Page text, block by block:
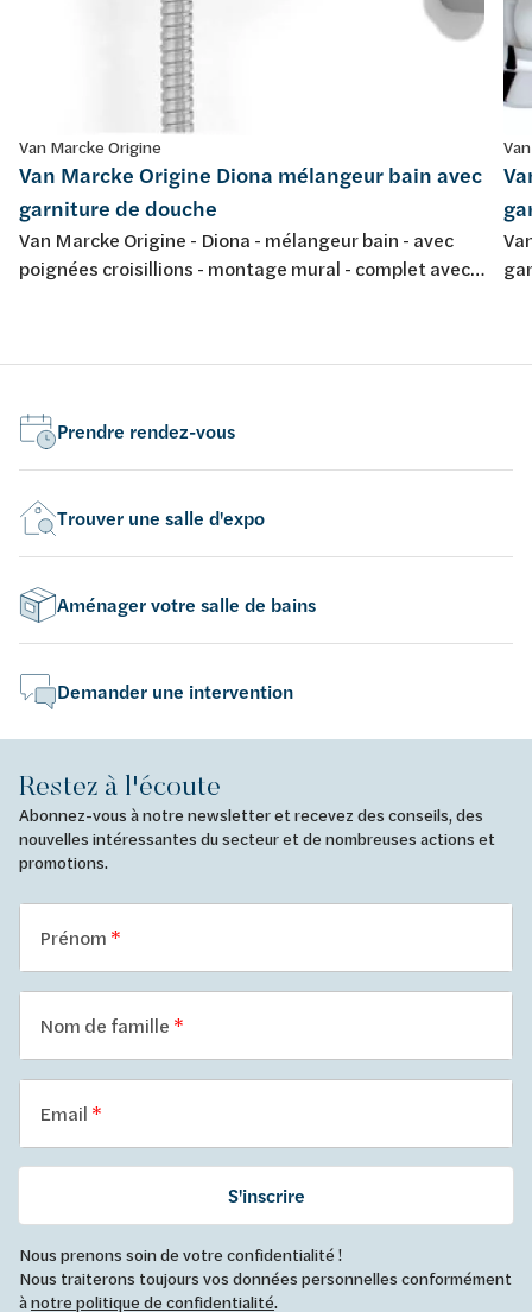
Van Marcke Origine
Van Marcke Origine Diona mélangeur bain avec
garniture de douche
Van Marcke Origine - Diona - mélangeur bain - avec
poignées croisillions - montage mural - complet avec
Prendre rendez-vous
Trouver une salle d'expo
Aménager votre salle de bains
Demander une intervention
Restez à l'écoute
Abonnez-vous à notre newsletter et recevez des conseils, des
nouvelles intéressantes du secteur et de nombreuses actions et
promotions.
Prénom
Nom de famille
Email
S'inscrire
Nous prenons soin de votre confidentialité !
Nous traiterons toujours vos données personnelles conformément
ànotre politique de confidentialité.